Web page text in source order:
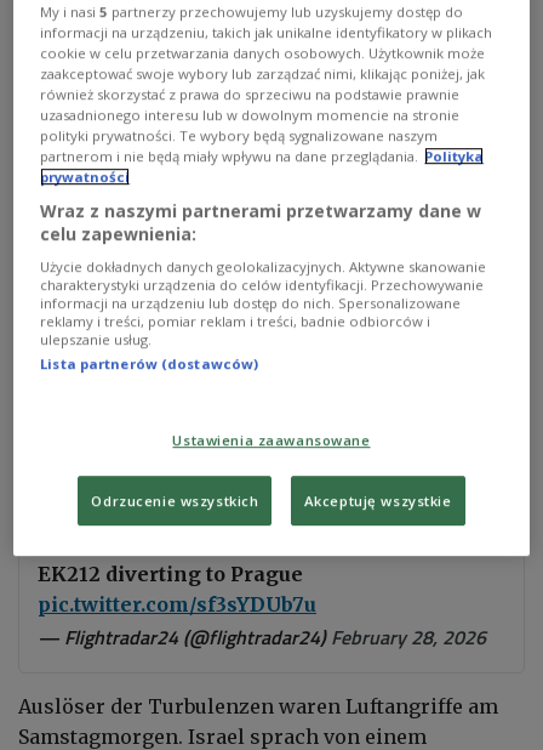
Europa bacznie monitoruje sytuację na Bliskim
Wschodzie flightradar24.com
Die polnische LOT strich alle Flüge von und nach
Israel. Wizz Air setzte Verbindungen nach Israel,
Dubai, Abu Dhabi und Amman bis einschließlich 7.
März aus.
EK226 diverting to Munich
EK230 diverting to Warsaw
EK202 diverting to Vienna
EK212 diverting to Prague
pic.twitter.com/sf3sYDUb7u
— Flightradar24 (@flightradar24)February 28, 2026
Auslöser der Turbulenzen waren Luftangriffe am
Samstagmorgen. Israel sprach von einem
My i nasi5 partnerzy przechowujemy lub uzyskujemy dostęp do
informacji na urządzeniu, takich jak unikalne identyfikatory w plikach
cookie w celu przetwarzania danych osobowych. Użytkownik może
zaakceptować swoje wybory lub zarządzać nimi, klikając poniżej, jak
również skorzystać z prawa do sprzeciwu na podstawie prawnie
uzasadnionego interesu lub w dowolnym momencie na stronie
polityki prywatności. Te wybory będą sygnalizowane naszym
partnerom i nie będą miały wpływu na dane przeglądania.
Polityka
prywatności
Wraz z naszymi partnerami przetwarzamy dane w
celu zapewnienia:
Użycie dokładnych danych geolokalizacyjnych. Aktywne skanowanie
charakterystyki urządzenia do celów identyfikacji. Przechowywanie
informacji na urządzeniu lub dostęp do nich. Spersonalizowane
reklamy i treści, pomiar reklam i treści, badnie odbiorców i
ulepszanie usług.
Lista partnerów (dostawców)
Ustawienia zaawansowane
Odrzucenie wszystkich Akceptuję wszystkie